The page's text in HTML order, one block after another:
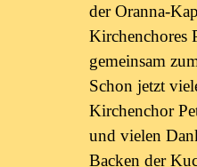
der Oranna-
Kirchenchores
gemeinsam
Schon jetzt
Kirchenchor
und vielen
Backen der